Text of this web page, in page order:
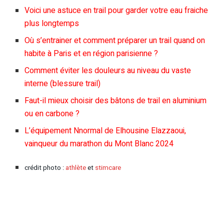
Voici une astuce en trail pour garder votre eau fraiche
plus longtemps
Où s’entrainer et comment préparer un trail quand on
habite à Paris et en région parisienne ?
Comment éviter les douleurs au niveau du vaste
interne (blessure trail)
Faut-il mieux choisir des bâtons de trail en aluminium
ou en carbone ?
L’équipement Nnormal de Elhousine Elazzaoui,
vainqueur du marathon du Mont Blanc 2024
crédit photo :athlèteet stimcare